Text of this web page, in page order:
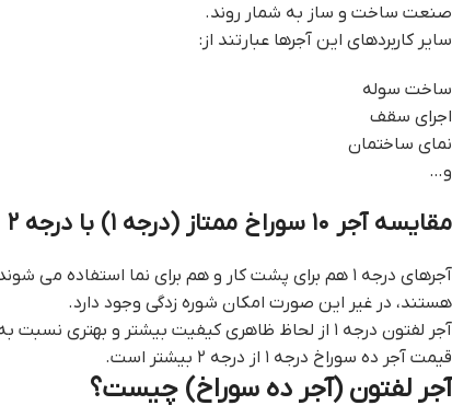
صنعت ساخت و ساز به شمار روند.
سایر کاربردهای این آجرها عبارتند از:
ساخت سوله
اجرای سقف
نمای ساختمان
و…
مقایسه آجر ۱۰ سوراخ ممتاز (درجه ۱) با درجه ۲
آجرهای درجه ۱ هم برای پشت کار و هم برای نما استفاده می شوند. اما آجرهای درجه ۲ تنها برای پشت کار قابل استفاده
هستند، در غیر این صورت امکان شوره زدگی وجود دارد.
آجر لفتون درجه ۱ از لحاظ ظاهری کیفیت بیشتر و بهتری نسبت به آجر های درجه ۲ دارد.
قیمت آجر ده سوراخ درجه ۱ از درجه ۲ بیشتر است.
آجر لفتون (آجر ده سوراخ) چیست؟